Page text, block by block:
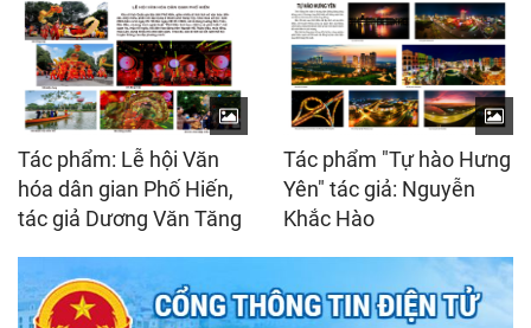
Tác phẩm: Lễ hội Văn
hóa dân gian Phố Hiến,
tác giả Dương Văn Tăng
Tác phẩm "Tự hào Hưng
Yên" tác giả: Nguyễn
Khắc Hào